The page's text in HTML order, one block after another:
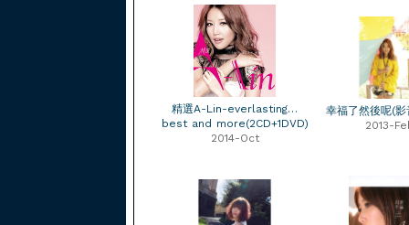
精選A-Lin-everlasting…
best and more(2CD+1DVD)
2014-Oct
幸福了然後呢(
2013-